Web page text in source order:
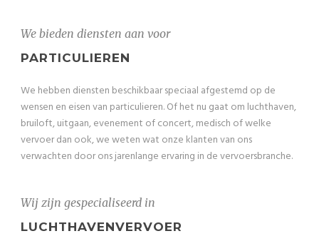
We bieden diensten aan voor
PARTICULIEREN
We hebben diensten beschikbaar speciaal afgestemd op de
wensen en eisen van particulieren. Of het nu gaat om luchthaven,
bruiloft, uitgaan, evenement of concert, medisch of welke
vervoer dan ook, we weten wat onze klanten van ons
verwachten door ons jarenlange ervaring in de vervoersbranche.
Wij zijn gespecialiseerd in
LUCHTHAVENVERVOER